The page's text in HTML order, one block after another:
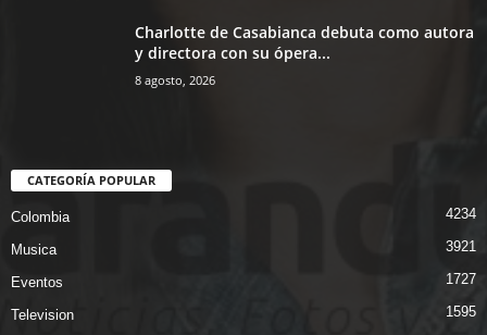
Charlotte de Casabianca debuta como autora
y directora con su ópera...
8 agosto, 2026
CATEGORÍA POPULAR
Colombia 4234
Musica 3921
Eventos 1727
Television 1595